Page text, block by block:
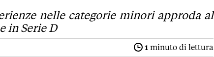
nelle categorie minori approda al
in Serie D
1 minuto di lettura